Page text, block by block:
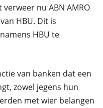
nu ABN AMRO
HBU. Dit is
HBU te
van banken dat een
zowel jegens hun
met wier belangen